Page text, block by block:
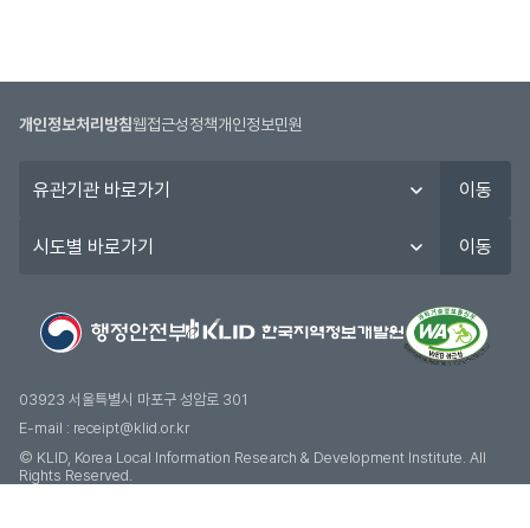
개인정보처리방침웹접근성정책개인정보민원
관
이동
도
기
이동
03923 서울특별시 마포구 성암로 301
E-mail : receipt@klid.or.kr
© KLID, Korea Local Information Research & Development Institute. AII
Rights Reserved.